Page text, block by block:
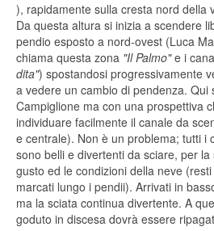
), rapidamente sulla cresta nord della
Da questa altura si inizia a scendere
pendio esposto a nord-ovest (Luca
chiama questa zona "Il Palmo"e i
dita") spostandosi progressivamente
a vedere un cambio di pendenza. Qui
Campiglione ma con una prospettiva
individuare facilmente il canale da
e centrale). Non è un problema; tutti i
sono belli e divertenti da sciare, per
gusto ed le condizioni della neve
marcati lungo i pendii). Arrivati in
ma la sciata continua divertente. A
goduto in discesa dovrà essere